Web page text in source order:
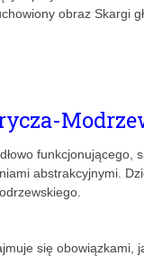
obraz Skargi
abstrakcyjnymi.
się obowiązkami,